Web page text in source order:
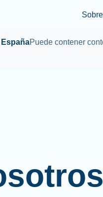
Puede contener